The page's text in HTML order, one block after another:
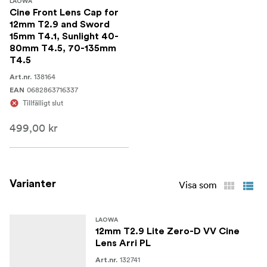
Cine Front Lens Cap for
12mm T2.9 and Sword
15mm T4.1, Sunlight 40-
80mm T4.5, 70-135mm
T4.5
Art.nr. 138164
EAN 0682863716337
Tillfälligt slut
499,00 kr
Varianter Visa som
LAOWA
12mm T2.9 Lite Zero-D VV Cine
Lens Arri PL
Art.nr. 132741